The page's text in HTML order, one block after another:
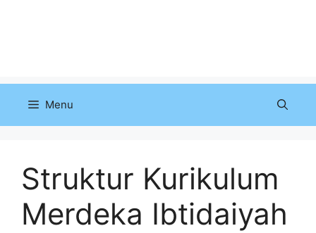
Menu
Struktur Kurikulum
Merdeka Ibtidaiyah